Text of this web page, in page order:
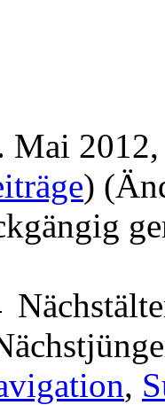
Mai
)
,